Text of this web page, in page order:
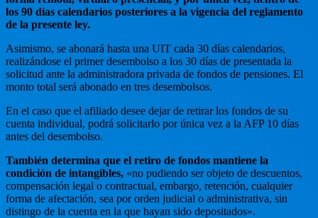
los 90 días calendarios posteriores a la vigencia del reglamento
de la presente ley.
Asimismo, se abonará hasta una UIT cada 30 días calendarios,
realizándose el primer desembolso a los 30 días de presentada la
solicitud ante la administradora privada de fondos de pensiones. El
monto total será abonado en tres desembolsos.
En el caso que el afiliado desee dejar de retirar los fondos de su
cuenta individual, podrá solicitarlo por única vez a la AFP 10 días
antes del desembolso.
También determina que el retiro de fondos mantiene la
condición de intangibles, «no pudiendo ser objeto de descuentos,
compensación legal o contractual, embargo, retención, cualquier
forma de afectación, sea por orden judicial o administrativa, sin
distingo de la cuenta en la que hayan sido depositados».